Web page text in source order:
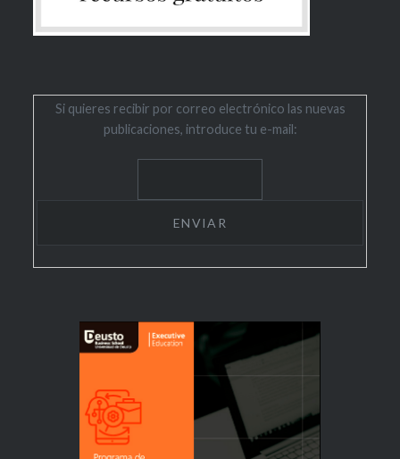
Si quieres recibir por correo electrónico las nuevas
publicaciones, introduce tu e-mail: